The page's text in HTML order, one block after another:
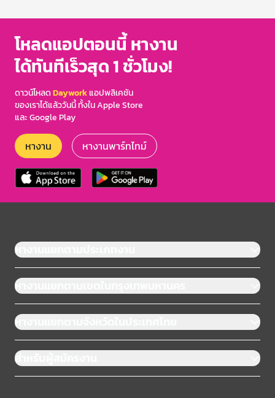
โหลดแอปตอนนี้ หางาน
ได้ทันทีเร็วสุด 1 ชั่วโมง!
ดาวน์โหลดDayworkแอปพลิเคชัน
ของเราได้แล้ววันนี้ ทั้งใน Apple Store
และ Google Play
หางาน หางานพาร์ทไทม์
หางานแยกตามประเภทงาน
หางานแยกตามเขตในกรุงเทพมหานคร
หางานแยกตามจังหวัดในประเทศไทย
สำหรับผู้สมัครงาน